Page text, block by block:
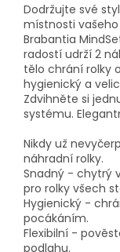
Dodržujte své
místnosti
Brabantia
radostí udrží 2
tělo chrání rolky
hygienický a
Zdvihněte si
systému.
Nikdy už
náhradní rolky.
Snadný - chytrý
pro rolky všech
Hygienický -
pocákáním.
Flexibilní -
podlahu.